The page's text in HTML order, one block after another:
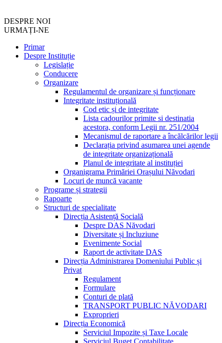
DESPRE NOI
URMAȚI-NE
Primar
Despre Instituție
Legislație
Conducere
Organizare
Regulamentul de organizare și funcționare
Integritate instituțională
Cod etic și de integritate
Lista cadourilor primite si destinatia
acestora, conform Legii nr. 251/2004
Mecanismul de raportare a încălcărilor legii
Declarația privind asumarea unei agende
de integritate organizațională
Planul de integritate al instituției
Organigrama Primăriei Orașului Năvodari
Locuri de muncă vacante
Programe și strategii
Rapoarte
Structuri de specialitate
Direcția Asistență Socială
Despre DAS Năvodari
Diversitate și Incluziune
Evenimente Social
Raport de activitate DAS
Direcția Administrarea Domeniului Public și
Privat
Regulament
Formulare
Conturi de plată
TRANSPORT PUBLIC NĂVODARI
Exproprieri
Direcția Economică
Serviciul Impozite și Taxe Locale
Serviciul Buget Contabilitate